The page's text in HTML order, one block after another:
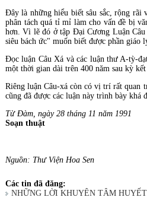
Ðây là những hiểu biết sâu sắc, rộng rãi
phân tách quá tỉ mỉ làm cho vấn đề bị
hơn. Vì lẽ đó ở tập Ðại Cương Luận
siêu bách ức" muốn biết được phần giáo
Ðọc luận Câu Xá và các luận thư A-tỳ-
một thời gian dài trên 400 năm sau kỳ
Riêng luận Câu-xá còn có vị trí rất quan
cũng đã được các luận này trình bày khá
Từ Ðàm, ngày 28 tháng 11 năm 1991
Soạn thuật
Nguồn: Thư Viện Hoa Sen
Các tin đã đăng:
NHỮNG LỜI KHUYÊN TÂM